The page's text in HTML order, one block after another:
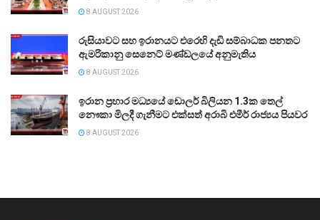
8 AUGUST 2026
රුසියාවට සහ ඉරානයට එරෙහි දැඩි සම්බාධක පනතට
ඇමරිකානු සෙනෙට් මණ්ඩලයේ අනුමැතිය
8 AUGUST 2026
ඉරාන ප්‍රහාර මධ්‍යයේ ඩොලර් බිලියන 1.3ක තෙල්
නෞකා මිලදී ගැනීමට එක්සත් අරාබි එමීර් රාජ්‍යය පියවර
8 AUGUST 2026